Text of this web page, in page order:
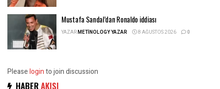
Mustafa Sandal’dan Ronaldo iddiası
YAZARMETINOLOGY YAZAR 8 AĞUSTOS 2026 0
Pleaseloginto join discussion
HABER AKIŞI